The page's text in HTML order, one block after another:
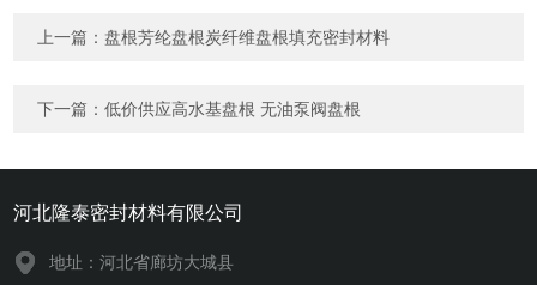
上一篇： 盘根芳纶盘根炭纤维盘根填充密封材料
下一篇：低价供应高水基盘根 无油泵阀盘根
河北隆泰密封材料有限公司
地址：河北省廊坊大城县